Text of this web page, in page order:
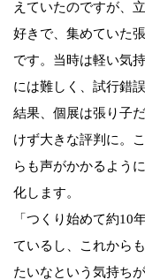
えていたのですが、
好きで、集めていた
です。当時は軽い気
には難しく、試行錯
結果、個展は張り子
けず大きな評判に。
らも声がかかるよう
化します。
「つくり始めて約10
ているし、これから
たいなという気持ち